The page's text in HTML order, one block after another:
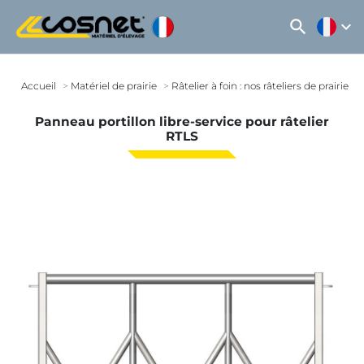
search expand_more
Accueil Matériel de prairie Râtelier à foin : nos râteliers de prairie
Panneau portillon libre-service pour râtelier
RTLS